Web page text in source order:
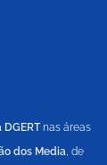
nas áreas
dos Media, de